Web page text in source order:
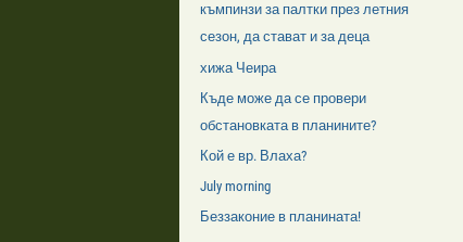
къмпинзи за палтки през летния
сезон, да стават и за деца
хижа Чеира
Къде може да се провери
обстановката в планините?
Кой е вр. Влаха?
July morning
Беззаконие в планината!